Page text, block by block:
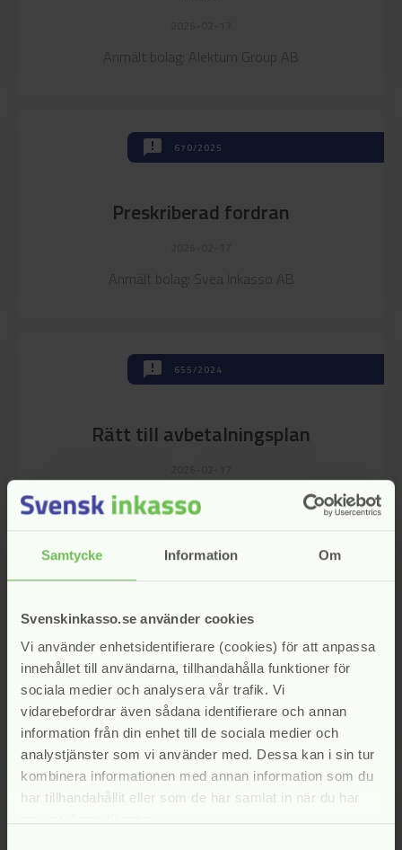
Samtycke Information Om
Svenskinkasso.se använder cookies
Vi använder enhetsidentifierare (cookies) för att anpassa
innehållet till användarna, tillhandahålla funktioner för
sociala medier och analysera vår trafik. Vi
vidarebefordrar även sådana identifierare och annan
information från din enhet till de sociala medier och
analystjänster som vi använder med. Dessa kan i sin tur
kombinera informationen med annan information som du
har tillhandahållit eller som de har samlat in när du har
Anmält bolag: Alektum Group AB
announcement 670/2025
Preskriberad fordran
Anmält bolag: Svea Inkasso AB
announcement 655/2024
Rätt till avbetalningsplan
Anmält bolag: Lowell Sverige AB
Bristande kommunikation
2026-02-17
Anmält bolag: Visma Amili AB